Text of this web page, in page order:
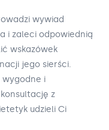
wywiad
i zaleci odpowiednią
wskazówek
jego sierści.
wygodne i
z
udzieli Ci